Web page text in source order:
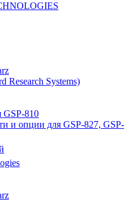
Research Systems)
GSP-810
и опции для GSP-827, GSP-